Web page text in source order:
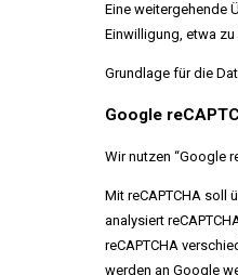
Eine weitergehende
Einwilligung, etwa
Grundlage für die
Google
Wir nutzen “Google
Mit reCAPTCHA soll
analysiert
reCAPTCHA
werden an Google